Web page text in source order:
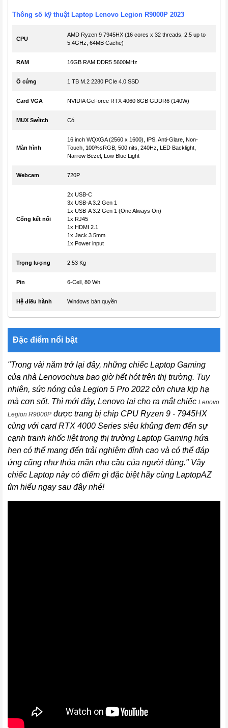
Thông số kỹ thuật Laptop Lenovo Legion R9000P 2023
CPU
AMD Ryzen 9 7945HX (16 cores x 32 threads, 2.5 up to
5.4GHz, 64MB Cache)
RAM 16GB RAM DDR5 5600MHz
Ổ cứng 1 TB M.2 2280 PCIe 4.0 SSD
Card VGA NVIDIA GeForce RTX 4060 8GB GDDR6 (140W)
MUX Swìtch Có
Màn hình
16 inch WQXGA (2560 x 1600), IPS, Anti-Glare, Non-
Touch, 100%sRGB, 500 nits, 240Hz, LED Backlight,
Narrow Bezel, Low Blue Light
Webcam 720P
Cổng kết nối
2x USB-C
3x USB-A 3.2 Gen 1
1x USB-A 3.2 Gen 1 (One Always On)
1x RJ45
1x HDMI 2.1
1x Jack 3.5mm
1x Power input
Trọng lượng 2.53 Kg
Pin 6-Cell, 80 Wh
Hệ điều hành Windows bản quyền
Đặc điểm nổi bật
"Trong vài năm trở lại đây, những chiếc Laptop Gaming
của nhà Lenovochưa bao giờ hết hót trên thị trường. Tuy
nhiên, sức nóng của Legion 5 Pro 2022 còn chưa kịp hạ
mà cơn sốt. Thì mới đây, Lenovo lại cho ra mắt chiếc Lenovo
Legion R9000P được trang bị chip CPU Ryzen 9 - 7945HX
cùng với card RTX 4000 Series siêu khủng đem đến sự
cạnh tranh khốc liệt trong thị trường Laptop Gaming hứa
hẹn có thể mang đến trải nghiệm đỉnh cao và có thể đáp
ứng cũng như thỏa mãn nhu cầu của người dùng." Vậy
chiếc Laptop này có điểm gì đặc biệt hãy cùng LaptopAZ
tìm hiểu ngay sau đây nhé!